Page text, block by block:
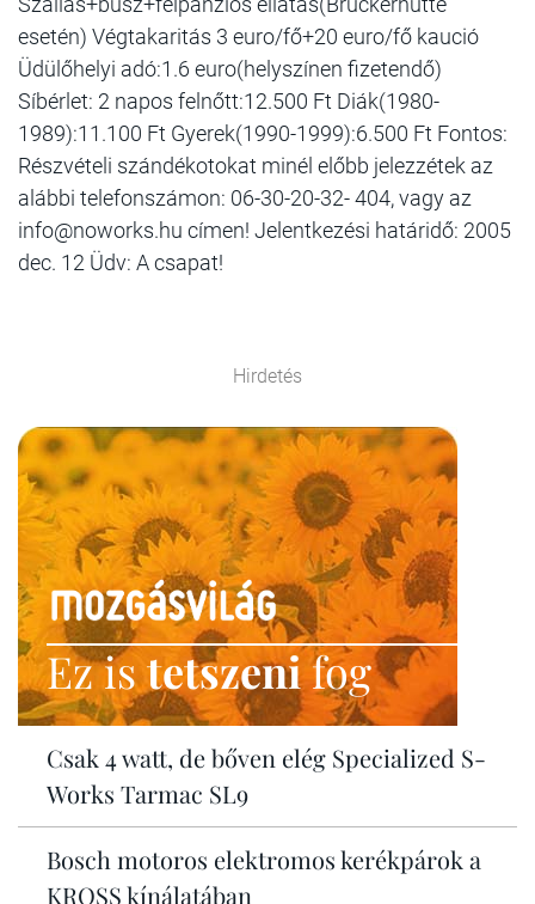
esetén) Végtakaritás 3 euro/fő+20 euro/fő kaució
Üdülőhelyi adó:1.6 euro(helyszínen fizetendő)
Síbérlet: 2 napos felnőtt:12.500 Ft Diák(1980-
1989):11.100 Ft Gyerek(1990-1999):6.500 Ft Fontos:
Részvételi szándékotokat minél előbb jelezzétek az
alábbi telefonszámon: 06-30-20-32- 404, vagy az
info@noworks.hu címen! Jelentkezési határidő: 2005
dec. 12 Üdv: A csapat!
Hirdetés
Ez istetszenifog
Csak 4 watt, de bőven elég Specialized S-
Works Tarmac SL9
Bosch motoros elektromos kerékpárok a
KROSS kínálatában